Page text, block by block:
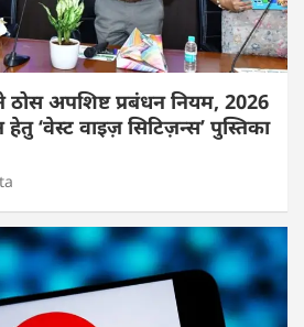
ठोस अपशिष्ट प्रबंधन नियम, 2026
हेतु ‘वेस्ट वाइज़ सिटिज़न्स’ पुस्तिका